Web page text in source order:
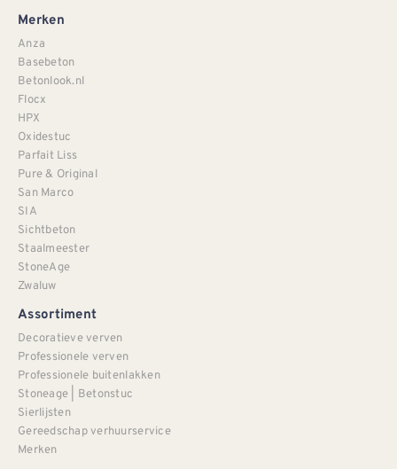
Merken
Anza
Basebeton
Betonlook.nl
Flocx
HPX
Oxidestuc
Parfait Liss
Pure & Original
San Marco
SIA
Sichtbeton
Staalmeester
StoneAge
Zwaluw
Assortiment
Decoratieve verven
Professionele verven
Professionele buitenlakken
Stoneage | Betonstuc
Sierlijsten
Gereedschap verhuurservice
Merken